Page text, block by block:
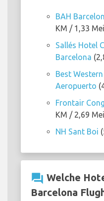
BAH
KM / 1,33
Sallés Hotel
Barcelona
Best
Aeropuerto
Frontair
KM / 2,69
NH Sant Boi
question_answer Welche
Barcelona